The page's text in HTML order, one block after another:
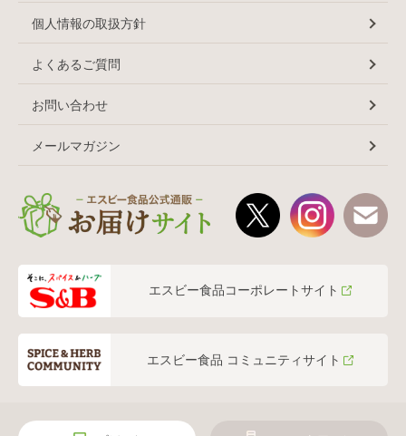
個人情報の取扱方針
よくあるご質問
お問い合わせ
メールマガジン
エスビー食品コーポレートサイト
エスビー食品 コミュニティサイト